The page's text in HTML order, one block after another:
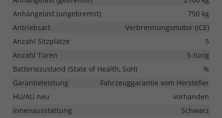
Anhängelast (ungebremst)
750 kg
Antriebsart
Verbrennungsmotor (ICE)
Anzahl Sitzplätze
5
Anzahl Türen
5-türig
Batteriezustand (State of Health, SoH)
%
Garantieleistung
Fahrzeuggarantie vom Hersteller
HU/AU neu
vorhanden
Innenausstattung
Schwarz